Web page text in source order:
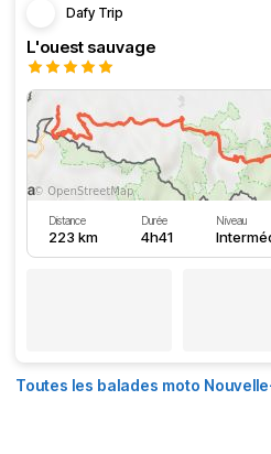
Dafy Trip
L'ouest sauvage
Distance
223 km
Durée
4h41
Niveau
Toutes les balades moto